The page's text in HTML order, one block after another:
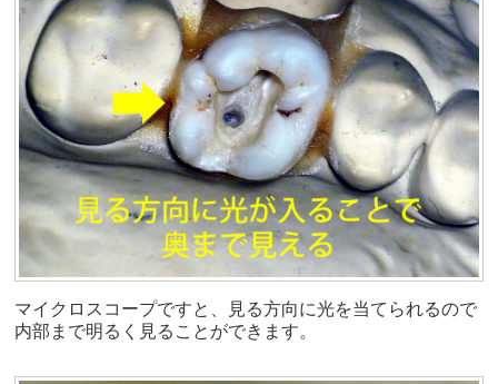
マイクロスコープですと、見る方向に光を当てられるので
内部まで明るく見ることができます。